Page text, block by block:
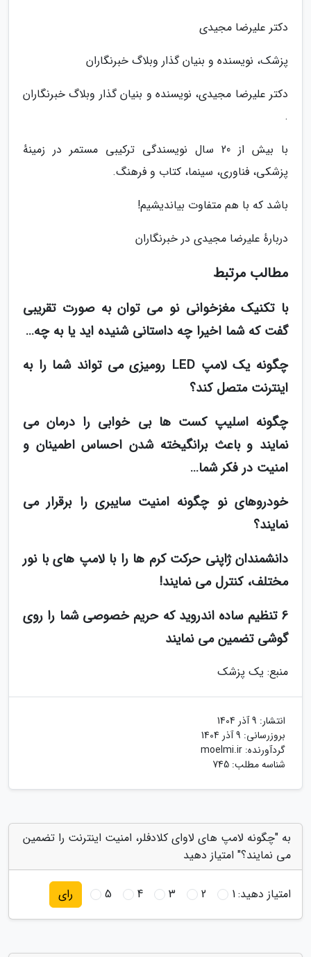
دکتر علیرضا مجیدی
پزشک، نویسنده و بنیان گذار وبلاگ خبرنگاران
دکتر علیرضا مجیدی، نویسنده و بنیان گذار وبلاگ خبرنگاران
.
با بیش از 20 سال نویسندگی ترکیبی مستمر در زمینهٔ
پزشکی، فناوری، سینما، کتاب و فرهنگ.
باشد که با هم متفاوت بیاندیشیم!
دربارهٔ علیرضا مجیدی در خبرنگاران
مطالب مرتبط
با تکنیک مغزخوانی نو می توان به صورت تقریبی
گفت که شما اخیرا چه داستانی شنیده اید یا به چه…
چگونه یک لامپ LED رومیزی می تواند شما را به
اینترنت متصل کند؟
چگونه اسلیپ کست ها بی خوابی را درمان می
نمایند و باعث برانگیخته شدن احساس اطمینان و
امنیت در فکر شما…
خودروهای نو چگونه امنیت سایبری را برقرار می
نمایند؟
دانشمندان ژاپنی حرکت کرم ها را با لامپ های با نور
مختلف، کنترل می نمایند!
6 تنظیم ساده اندروید که حریم خصوصی شما را روی
گوشی تضمین می نمایند
منبع: یک پزشک
انتشار: 9 آذر 1404
بروزرسانی: 9 آذر 1404
گردآورنده: moelmi.ir
شناسه مطلب: 745
به "چگونه لامپ های لاوای کلادفلر، امنیت اینترنت را تضمین
می نمایند؟" امتیاز دهید
امتیاز دهید:1
2
3
4
5 رای